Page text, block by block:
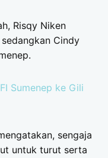
Risqy Niken
Cindy
Sumenep ke Gili
sengaja
untuk turut serta